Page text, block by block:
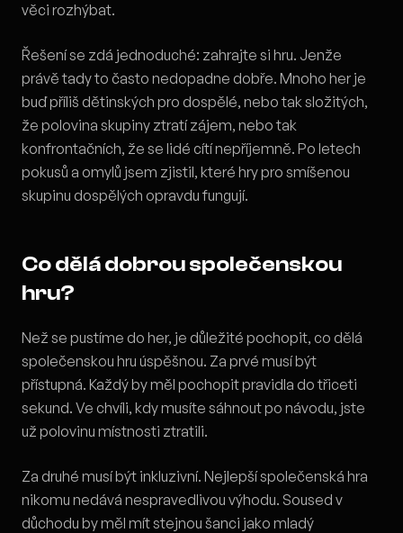
věci rozhýbat.
Řešení se zdá jednoduché: zahrajte si hru. Jenže
právě tady to často nedopadne dobře. Mnoho her je
buď příliš dětinských pro dospělé, nebo tak složitých,
že polovina skupiny ztratí zájem, nebo tak
konfrontačních, že se lidé cítí nepříjemně. Po letech
pokusů a omylů jsem zjistil, které hry pro smíšenou
skupinu dospělých opravdu fungují.
Co dělá dobrou společenskou
hru?
Než se pustíme do her, je důležité pochopit, co dělá
společenskou hru úspěšnou. Za prvé musí být
přístupná. Každý by měl pochopit pravidla do třiceti
sekund. Ve chvíli, kdy musíte sáhnout po návodu, jste
už polovinu místnosti ztratili.
Za druhé musí být inkluzivní. Nejlepší společenská hra
nikomu nedává nespravedlivou výhodu. Soused v
důchodu by měl mít stejnou šanci jako mladý